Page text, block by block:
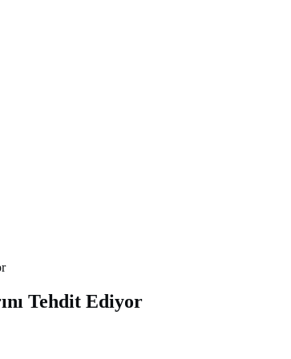
Tehdit Ediyor